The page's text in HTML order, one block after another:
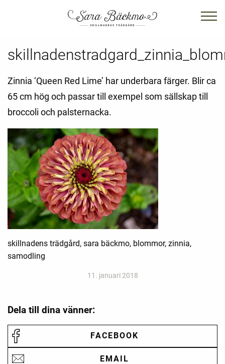
Zinnia ‘Queen Red Lime’ har underbara färger. Blir ca
65 cm hög och passar till exempel som sällskap till
broccoli och palsternacka.
skillnadens trädgård, sara bäckmo, blommor, zinnia,
samodling
11. januari 2018
Dela till dina vänner:
FACEBOOK
EMAIL